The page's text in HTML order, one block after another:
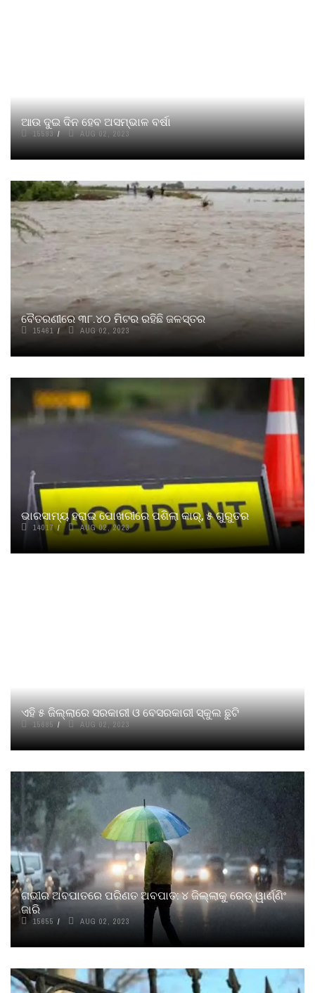
ଆଉ ଦୁଇ ଦିନ ହେବ ଅସମ୍ଭାଳ ବର୍ଷା
15593 AUG 02, 2023
ବୈତରଣୀରେ ୩୮.୪୦ ମିଟର ରହିଛି ଜଳସ୍ତର
15461 AUG 02, 2023
ଭାରସାମ୍ୟ ହରାଇ ପୋଖରୀରେ ପଶିଲା କାର୍‌, ୫ ଗୁରୁତର
14017 AUG 02, 2023
ଏହି ୫ ଜିଲ୍ଲାରେ ସରକାରୀ ଓ ବେସରକାରୀ ସ୍କୁଲ ଛୁଟି
15685 AUG 02, 2023
ଗଭୀର ଅବପାତରେ ପରିଣତ ଅବପାତ: ୪ ଜିଲ୍ଲାକୁ ରେଡ୍ ୱାର୍ଣ୍ଣିଂ
ଜାରି
15655 AUG 02, 2023